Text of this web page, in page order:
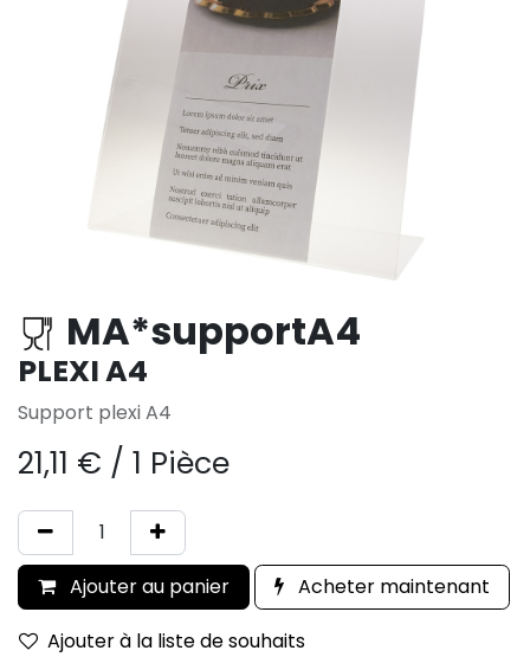
MA*supportA4
PLEXI A4
Support plexi A4
21,11 € / 1 Pièce
Ajouter au panier
Acheter maintenant
Ajouter à la liste de souhaits